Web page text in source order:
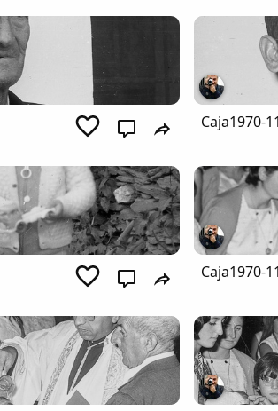
Caja1970-
Caja1970-